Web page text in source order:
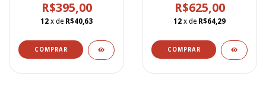
Eucalipto - BN00265
R$395,00
12 x de R$40,63
e Fantasia - BN00256
R$625,00
12 x de R$64,29